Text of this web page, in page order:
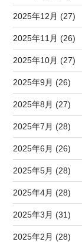
2025年12月 (27)
2025年11月 (26)
2025年10月 (27)
2025年9月 (26)
2025年8月 (27)
2025年7月 (28)
2025年6月 (26)
2025年5月 (28)
2025年4月 (28)
2025年3月 (31)
2025年2月 (28)